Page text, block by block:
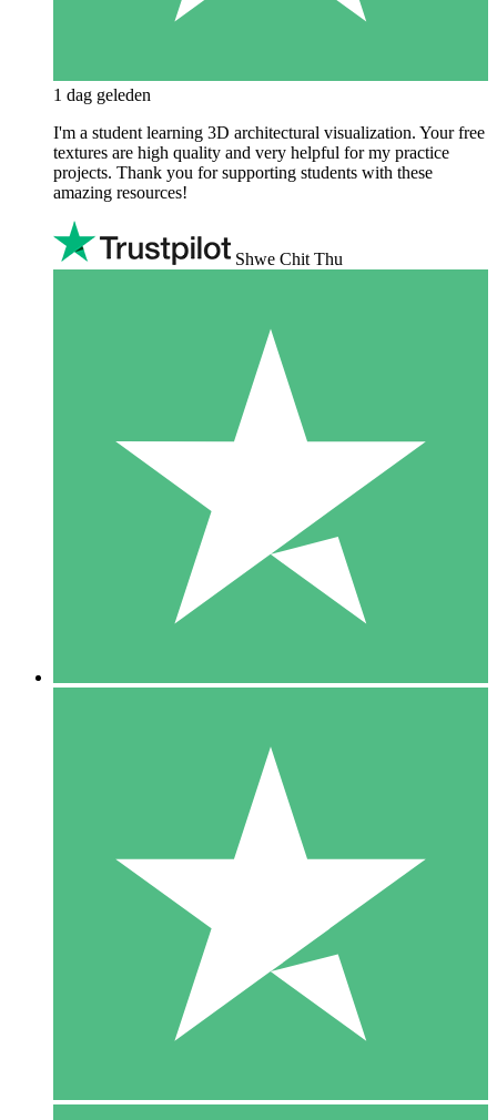
1 dag geleden
I'm a student learning 3D architectural visualization. Your free
textures are high quality and very helpful for my practice
projects. Thank you for supporting students with these
amazing resources!
Shwe Chit Thu